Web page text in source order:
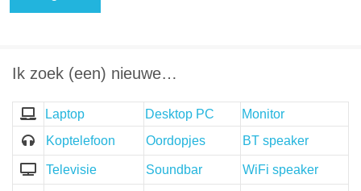
Ik zoek (een) nieuwe…
Laptop Desktop PC
Monitor
Koptelefoon
Oordopjes BT speaker
Televisie Soundbar WiFi speaker